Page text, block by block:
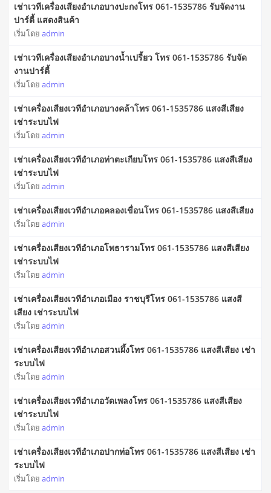
เช่าเวทีเครื่องเสียงอำเภอบางปะกงโทร 061-1535786 รับจัดงาน
ปาร์ตี้ แสดงสินค้า
เริ่มโดย admin
เช่าเวทีเครื่องเสียงอำเภอบางน้ำเปรี้ยว โทร 061-1535786 รับจัด
งานปาร์ตี้
เริ่มโดย admin
เช่าเครื่องเสียงเวทีอำเภอบางคล้าโทร 061-1535786 แสงสีเสียง
เช่าระบบไฟ
เริ่มโดย admin
เช่าเครื่องเสียงเวทีอำเภอท่าตะเกียบโทร 061-1535786 แสงสีเสียง
เช่าระบบไฟ
เริ่มโดย admin
เช่าเครื่องเสียงเวทีอำเภอคลองเขื่อนโทร 061-1535786 แสงสีเสียง
เริ่มโดย admin
เช่าเครื่องเสียงเวทีอำเภอโพธารามโทร 061-1535786 แสงสีเสียง
เช่าระบบไฟ
เริ่มโดย admin
เช่าเครื่องเสียงเวทีอำเภอเมือง ราชบุรีโทร 061-1535786 แสงสี
เสียง เช่าระบบไฟ
เริ่มโดย admin
เช่าเครื่องเสียงเวทีอำเภอสวนผึ้งโทร 061-1535786 แสงสีเสียง เช่า
ระบบไฟ
เริ่มโดย admin
เช่าเครื่องเสียงเวทีอำเภอวัดเพลงโทร 061-1535786 แสงสีเสียง
เช่าระบบไฟ
เริ่มโดย admin
เช่าเครื่องเสียงเวทีอำเภอปากท่อโทร 061-1535786 แสงสีเสียง เช่า
ระบบไฟ
เริ่มโดย admin